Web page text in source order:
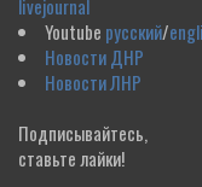
livejournal
Youtube русский/
Новости ДНР
Новости ЛНР
Подписывайтесь,
ставьте лайки!